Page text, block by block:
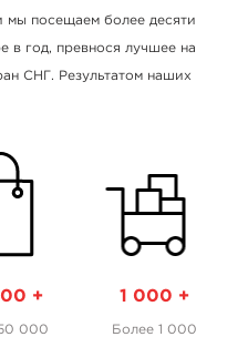
мы посещаем более десяти
в год, превнося лучшее на
СНГ. Результатом наших
+
000
1 000 +
Более 1 000